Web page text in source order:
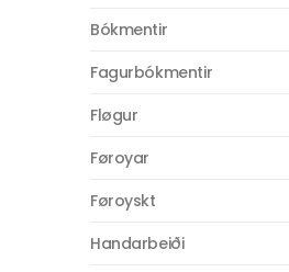
Bókmentir
Fagurbókmentir
Fløgur
Føroyar
Føroyskt
Handarbeiði